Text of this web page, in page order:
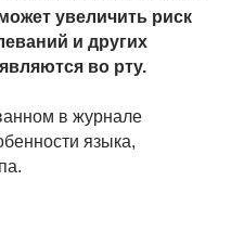
увеличить риск
и других
во рту.
в журнале
языка,